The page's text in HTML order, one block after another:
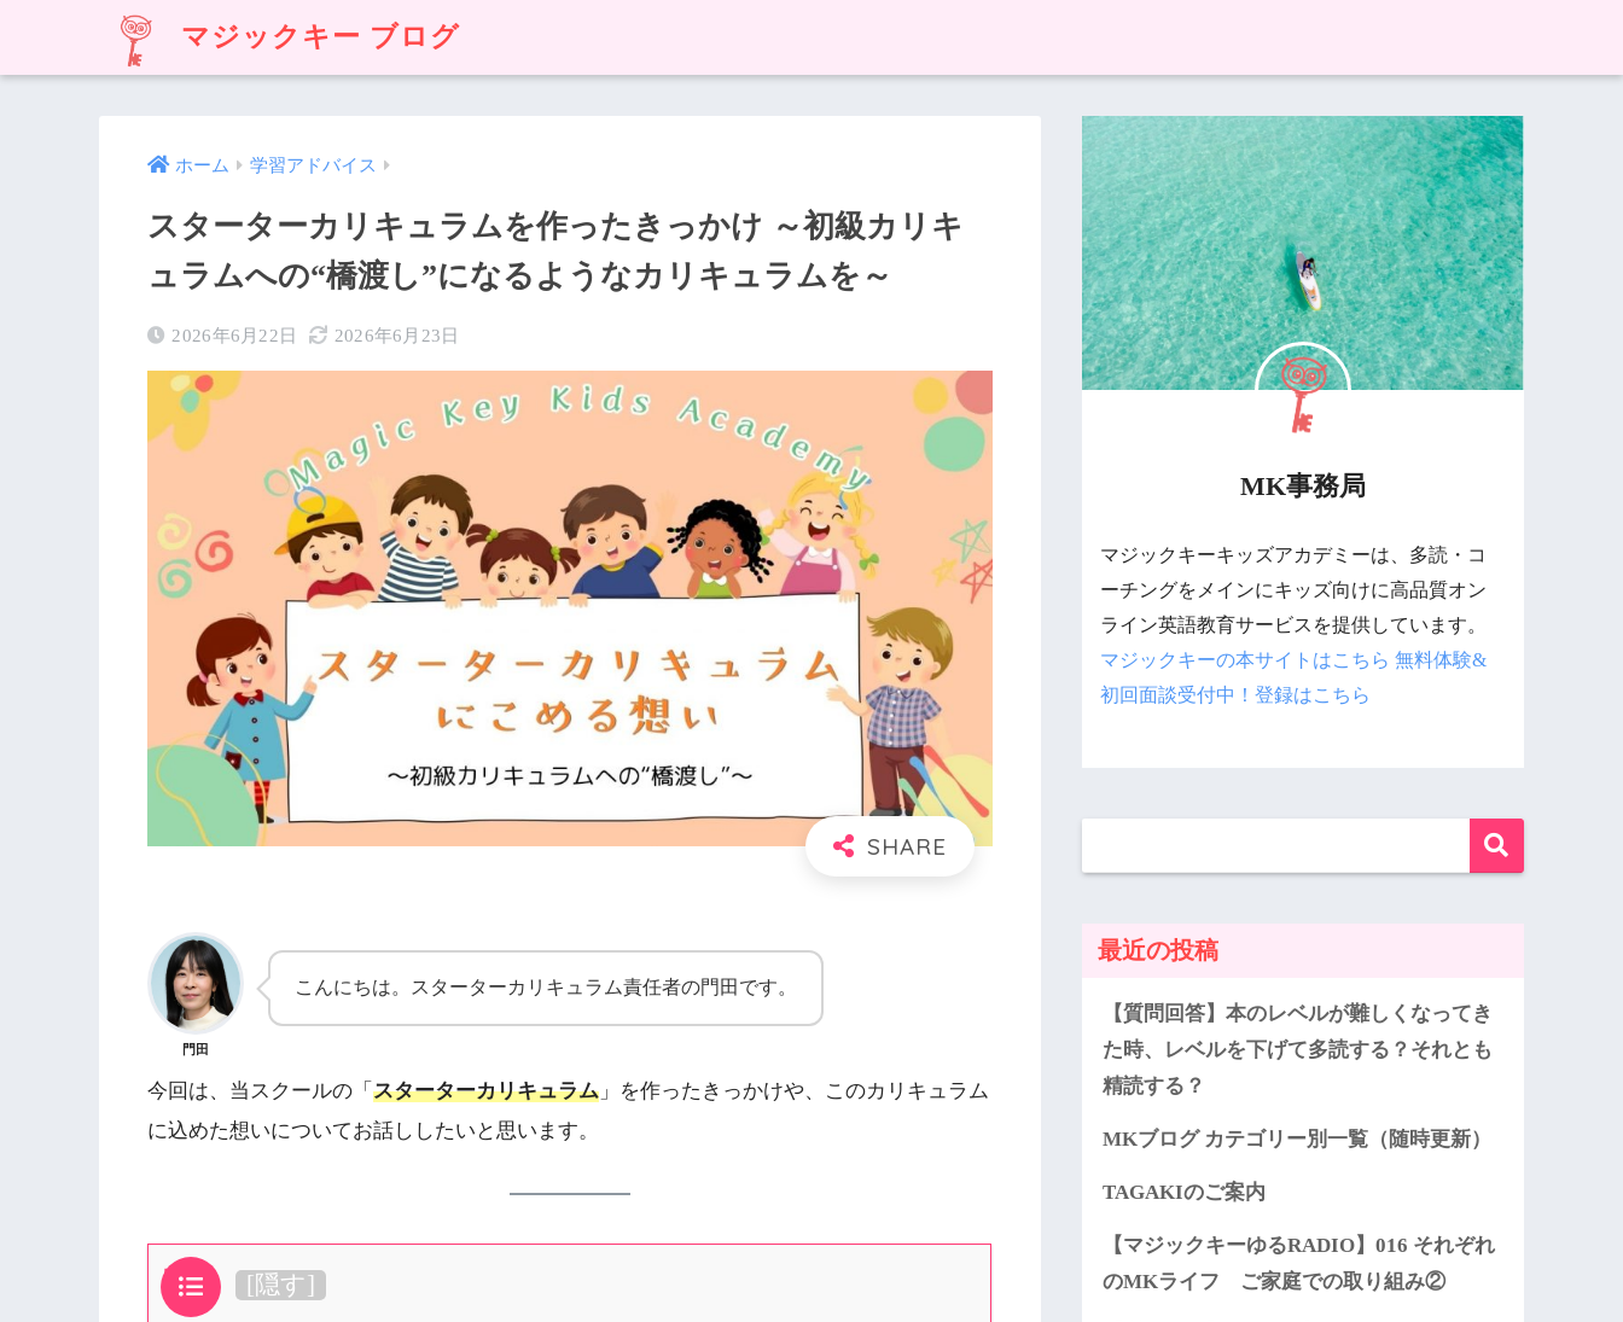
マジックキー ブログ
ホーム 学習アドバイス
スターターカリキュラムを作ったきっかけ ～初級カリキ
ュラムへの“橋渡し”になるようなカリキュラムを～
2026年6月22日 2026年6月23日
門田
こんにちは。スターターカリキュラム責任者の門田です。
今回は、当スクールの「 スターターカリキュラム 」を作ったきっかけや、このカリキュラム
に込めた想いについてお話ししたいと思います。
目次 [隠す]
MK事務局
マジックキーキッズアカデミーは、多読・コ
ーチングをメインにキッズ向けに高品質オン
ライン英語教育サービスを提供しています。
マジックキーの本サイトはこちら 無料体験&
初回面談受付中！登録はこちら
最近の投稿
【質問回答】本のレベルが難しくなってき
た時、レベルを下げて多読する？それとも
精読する？
MKブログ カテゴリー別一覧（随時更新）
TAGAKIのご案内
【マジックキーゆるRADIO】016 それぞれ
のMKライフ ご家庭での取り組み②